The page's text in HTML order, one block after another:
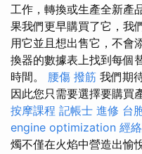
工作，轉換或生產全新產
果我們更早購買了它，我
用它並且想出售它，不會
換器的數據表上找到每個
時間。 腰傷 撥筋 我們期
因此您只需要選擇要購買
按摩課程 記帳士 進修 台
engine optimization 經
燭不僅在火焰中營造出愉